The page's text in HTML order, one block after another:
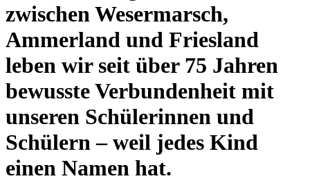
zwischen Wesermarsch,
Ammerland und Friesland
leben wir seit über 75 Jahren
bewusste Verbundenheit mit
unseren Schülerinnen und
Schülern – weil jedes Kind
einen Namen hat.